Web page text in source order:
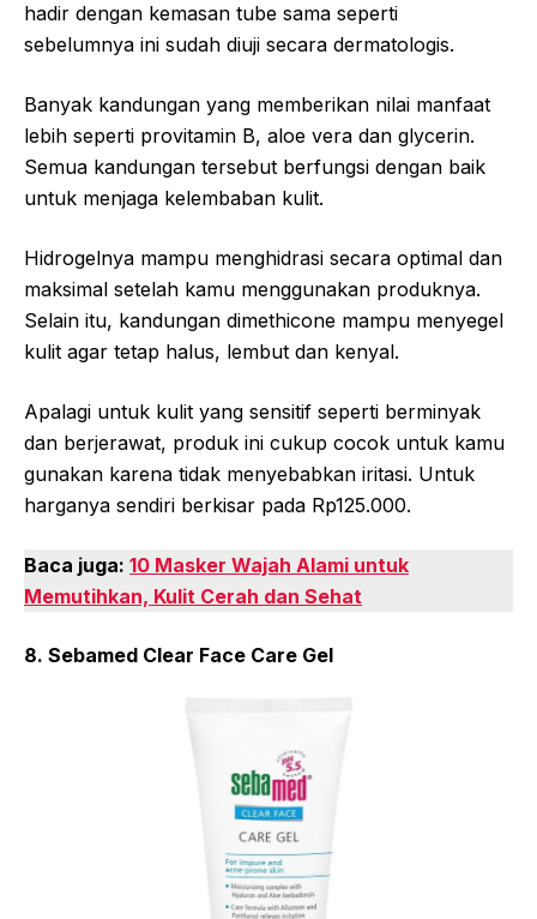
hadir dengan kemasan tube sama seperti
sebelumnya ini sudah diuji secara dermatologis.
Banyak kandungan yang memberikan nilai manfaat
lebih seperti provitamin B, aloe vera dan glycerin.
Semua kandungan tersebut berfungsi dengan baik
untuk menjaga kelembaban kulit.
Hidrogelnya mampu menghidrasi secara optimal dan
maksimal setelah kamu menggunakan produknya.
Selain itu, kandungan dimethicone mampu menyegel
kulit agar tetap halus, lembut dan kenyal.
Apalagi untuk kulit yang sensitif seperti berminyak
dan berjerawat, produk ini cukup cocok untuk kamu
gunakan karena tidak menyebabkan iritasi. Untuk
harganya sendiri berkisar pada Rp125.000.
Baca juga: 10 Masker Wajah Alami untuk
Memutihkan, Kulit Cerah dan Sehat
8. Sebamed Clear Face Care Gel